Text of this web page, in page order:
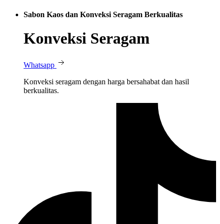
Sabon Kaos dan Konveksi Seragam Berkualitas
Konveksi Seragam
Whatsapp
Konveksi seragam dengan harga bersahabat dan hasil
berkualitas.